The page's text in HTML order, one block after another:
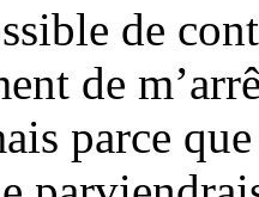
de
de
parce